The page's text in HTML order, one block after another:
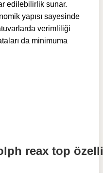
edilebilirlik sunar.
yapısı sayesinde
verimliliği
da minimuma